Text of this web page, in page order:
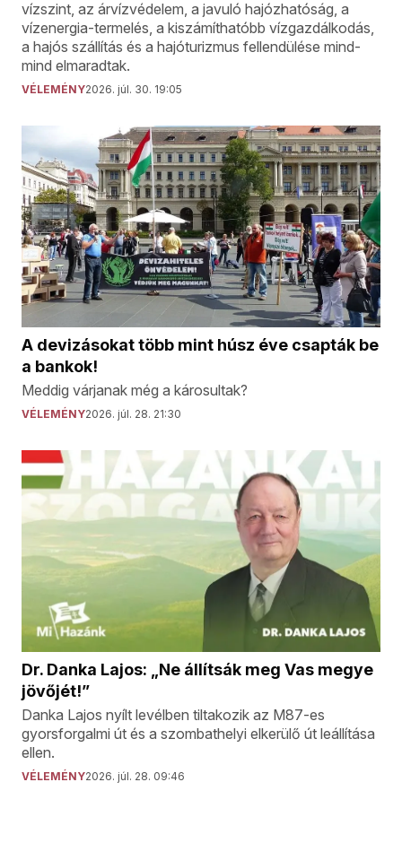
vízszint, az árvízvédelem, a javuló hajózhatóság, a
vízenergia-termelés, a kiszámíthatóbb vízgazdálkodás,
a hajós szállítás és a hajóturizmus fellendülése mind-
mind elmaradtak.
VÉLEMÉNY2026. júl. 30. 19:05
A devizásokat több mint húsz éve csapták be
a bankok!
Meddig várjanak még a károsultak?
VÉLEMÉNY2026. júl. 28. 21:30
Dr. Danka Lajos: „Ne állítsák meg Vas megye
jövőjét!”
Danka Lajos nyílt levélben tiltakozik az M87-es
gyorsforgalmi út és a szombathelyi elkerülő út leállítása
ellen.
VÉLEMÉNY2026. júl. 28. 09:46